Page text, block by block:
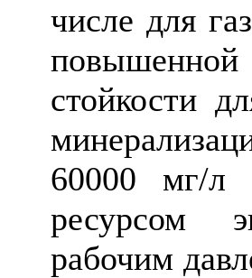
числе для
стойкости
60000 мг/л
ресурсом
рабочим